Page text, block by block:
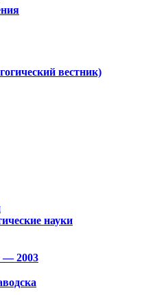
вестник)
науки
— 2003